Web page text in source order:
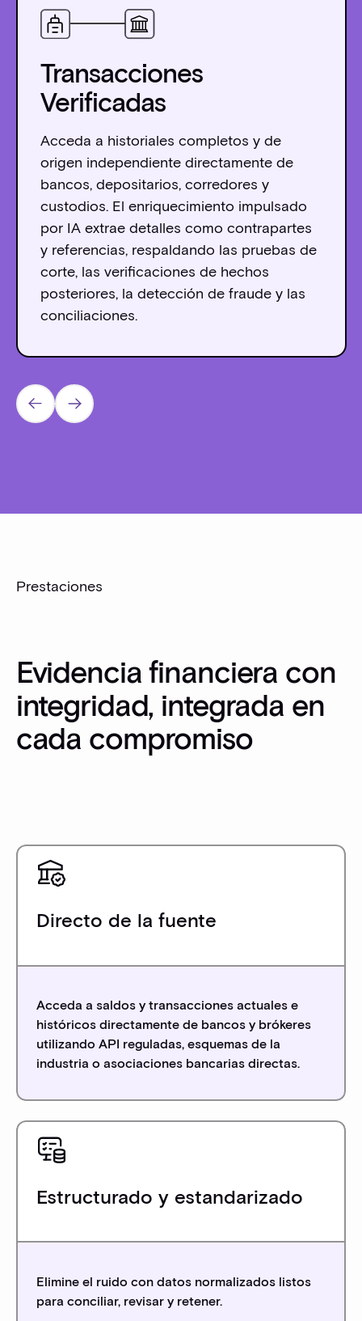
Transacciones
Verificadas
Acceda a historiales completos y de
origen independiente directamente de
bancos, depositarios, corredores y
custodios. El enriquecimiento impulsado
por IA extrae detalles como contrapartes
y referencias, respaldando las pruebas de
corte, las verificaciones de hechos
posteriores, la detección de fraude y las
conciliaciones.
Prev Next
Prestaciones
Evidencia financiera con
integridad, integrada en
cada compromiso
Directo de la fuente
Acceda a saldos y transacciones actuales e
históricos directamente de bancos y brókeres
utilizando API reguladas, esquemas de la
industria o asociaciones bancarias directas.
Estructurado y estandarizado
Elimine el ruido con datos normalizados listos
para conciliar, revisar y retener.